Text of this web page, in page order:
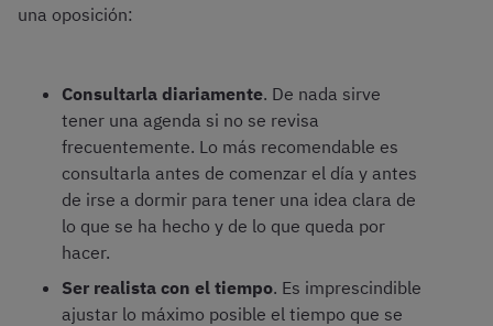
una oposición:
Consultarla diariamente. De nada sirve
tener una agenda si no se revisa
frecuentemente. Lo más recomendable es
consultarla antes de comenzar el día y antes
de irse a dormir para tener una idea clara de
lo que se ha hecho y de lo que queda por
hacer.
Ser realista con el tiempo. Es imprescindible
ajustar lo máximo posible el tiempo que se